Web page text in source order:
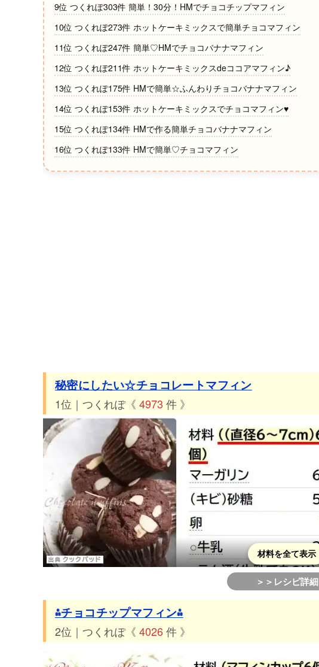
9位 つくれぽ303件 簡単！30分！HMでチョコチップマフィン
10位 つくれぽ273件 ホットケーキミックスで簡単チョコマフィン
11位 つくれぽ247件 簡単♡HMでチョコバナナマフィン
12位 つくれぽ211件 ホットケーキミックスdeココアマフィン♪
13位 つくれぽ175件 HMで簡単☆ふんわりチョコバナナマフィン
14位 つくれぽ153件 ホットケーキミックスでチョコマフィン♥
15位 つくれぽ134件 HMで作る簡単チョコバナナマフィン
16位 つくれぽ133件 HMで簡単♡チョコマフィン
秘密にしたい☆チョコレートマフィン
1位｜つくれぽ《 4973 件 》
材料を全て表示
＞＞レシピ詳細
⁂チョコチップマフィン⁂
2位｜つくれぽ《 4026件 》